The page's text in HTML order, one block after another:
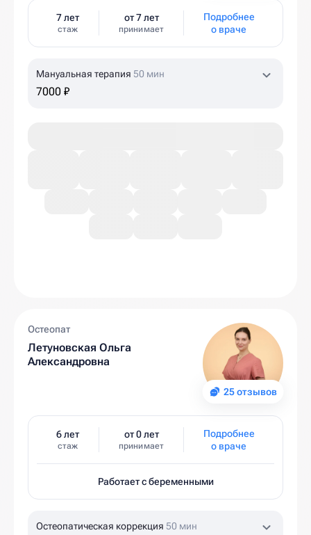
7 лет
стаж
от 7 лет
принимает
Подробнее
о враче
Мануальная терапия 50 мин
7000 ₽
25 отзывов
Остеопат
Летуновская Ольга
Александровна
6 лет
стаж
от 0 лет
принимает
Подробнее
о враче
Работает с беременными
Остеопатическая коррекция 50 мин